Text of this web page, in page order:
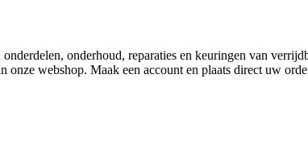
onderhoud, reparaties en keuringen van
webshop. Maak een account en plaats direct uw